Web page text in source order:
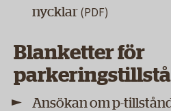
nycklar
Blanketter för
Ansökan om p-